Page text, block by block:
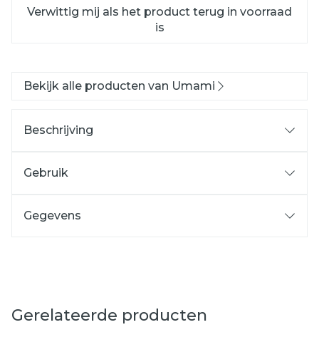
Verwittig mij als het product terug in voorraad
is
Bekijk alle producten van Umami
Beschrijving
Gebruik
Gegevens
Gerelateerde producten